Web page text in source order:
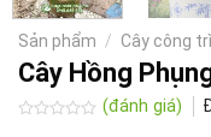
Sản phẩm / Cây công
Cây Hồng
(đánh giá)